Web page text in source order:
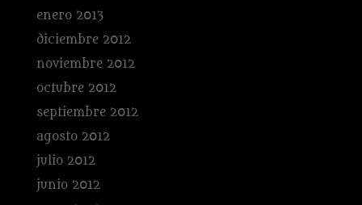
enero 2013
diciembre 2012
noviembre 2012
octubre 2012
septiembre 2012
agosto 2012
julio 2012
junio 2012